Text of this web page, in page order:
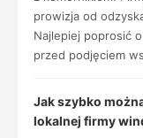
prowizja od
Najlepiej poprosić
przed podjęciem
Jak szybko
lokalnej firmy